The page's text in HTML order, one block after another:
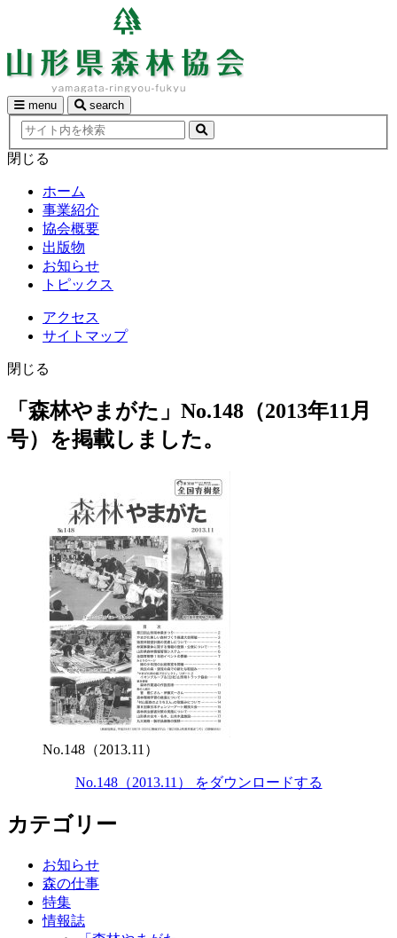
content
menu search
Search
in
http://yamagata-
fukyu.net/
検
索
閉じる
ホーム
事業紹介
協会概要
出版物
お知らせ
トピックス
アクセス
サイトマップ
閉じる
「森林やまがた」No.148（2013年11月
号）を掲載しました。
No.148（2013.11）
No.148（2013.11） をダウンロードする
カテゴリー
お知らせ
森の仕事
特集
情報誌